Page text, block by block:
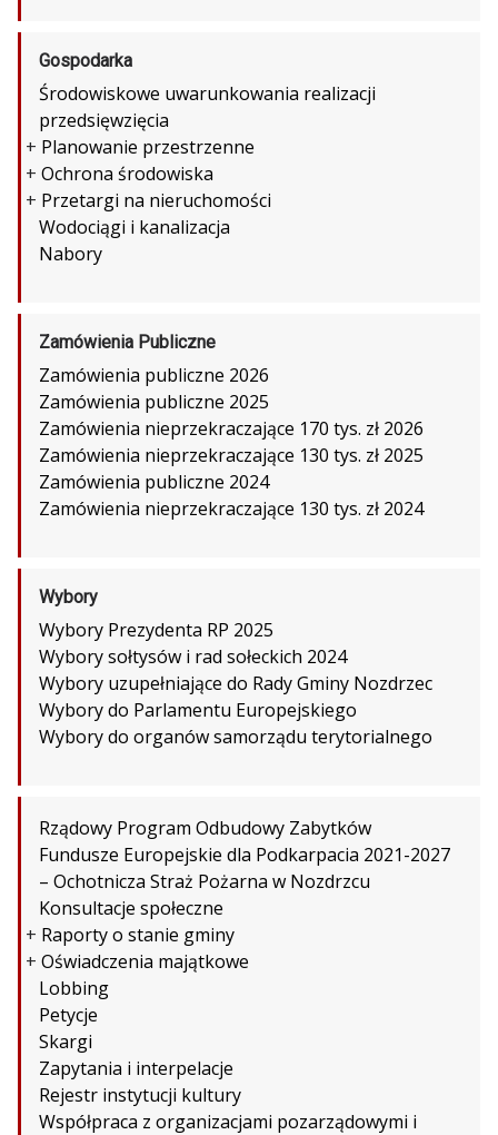
Gospodarka
Środowiskowe uwarunkowania realizacji
przedsięwzięcia
+ Planowanie przestrzenne
+ Ochrona środowiska
+ Przetargi na nieruchomości
Wodociągi i kanalizacja
Nabory
Zamówienia Publiczne
Zamówienia publiczne 2026
Zamówienia publiczne 2025
Zamówienia nieprzekraczające 170 tys. zł 2026
Zamówienia nieprzekraczające 130 tys. zł 2025
Zamówienia publiczne 2024
Zamówienia nieprzekraczające 130 tys. zł 2024
Wybory
Wybory Prezydenta RP 2025
Wybory sołtysów i rad sołeckich 2024
Wybory uzupełniające do Rady Gminy Nozdrzec
Wybory do Parlamentu Europejskiego
Wybory do organów samorządu terytorialnego
Rządowy Program Odbudowy Zabytków
Fundusze Europejskie dla Podkarpacia 2021-2027
– Ochotnicza Straż Pożarna w Nozdrzcu
Konsultacje społeczne
+ Raporty o stanie gminy
+ Oświadczenia majątkowe
Lobbing
Petycje
Skargi
Zapytania i interpelacje
Rejestr instytucji kultury
Współpraca z organizacjami pozarządowymi i